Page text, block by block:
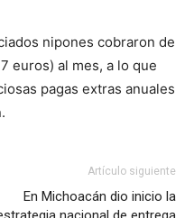
nipones cobraron de
euros) al mes, a lo que
pagas extras anuales
Artículo siguiente
En Michoacán dio inicio la